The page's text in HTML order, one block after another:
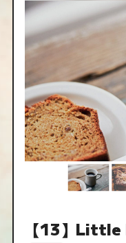
【13】Little